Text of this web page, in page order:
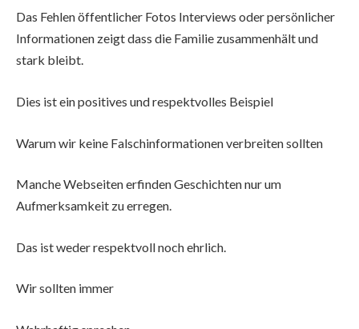
Das Fehlen öffentlicher Fotos Interviews oder persönlicher
Informationen zeigt dass die Familie zusammenhält und
stark bleibt.
Dies ist ein positives und respektvolles Beispiel
Warum wir keine Falschinformationen verbreiten sollten
Manche Webseiten erfinden Geschichten nur um
Aufmerksamkeit zu erregen.
Das ist weder respektvoll noch ehrlich.
Wir sollten immer